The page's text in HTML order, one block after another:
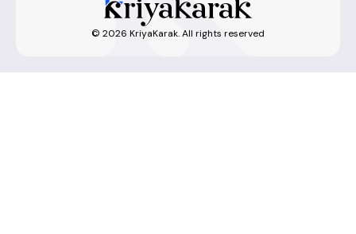
© 2026 KriyaKarak. All rights reserved